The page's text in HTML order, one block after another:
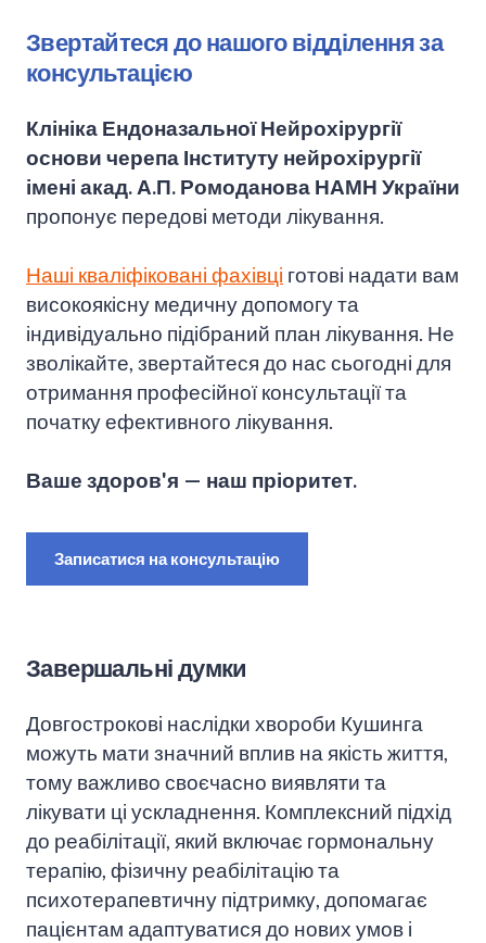
Звертайтеся до нашого відділення за
консультацією
Клініка Ендоназальної Нейрохірургії
основи черепа Інституту нейрохірургії
імені акад. А.П. Ромоданова НАМН України
пропонує передові методи лікування.
Наші кваліфіковані фахівці готові надати вам
високоякісну медичну допомогу та
індивідуально підібраний план лікування. Не
зволікайте, звертайтеся до нас сьогодні для
отримання професійної консультації та
початку ефективного лікування.
Ваше здоров'я — наш пріоритет.
Записатися на консультацію
Завершальні думки
Довгострокові наслідки хвороби Кушинга
можуть мати значний вплив на якість життя,
тому важливо своєчасно виявляти та
лікувати ці ускладнення. Комплексний підхід
до реабілітації, який включає гормональну
терапію, фізичну реабілітацію та
психотерапевтичну підтримку, допомагає
пацієнтам адаптуватися до нових умов і